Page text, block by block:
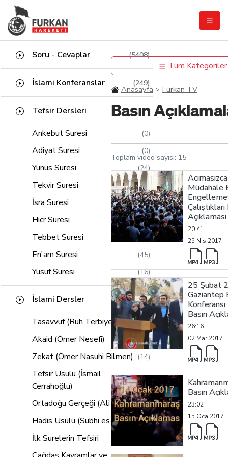
Soru - Cevaplar (5408)
İslami Konferanslar (249)
Tefsir Dersleri
Ankebut Suresi
(0)
Adiyat Suresi (0)
Yunus Suresi (24)
Tekvir Suresi (2)
İsra Suresi (31)
Hicr Suresi (9)
Tebbet Suresi (1)
En'am Suresi (45)
Yusuf Suresi (16)
Kasas Suresi (14)
(21)
Saffat Suresi (13)
Lokman Suresi (11)
Sebe Suresi (12)
Zumer Suresi (16)
Müddessir Suresi (2)
Al-i İmran Suresi (58)
(2)
(2)
İslami Dersler
Tasavvuf (Ruh Terbiyemiz)
(20)
Akaid (Ömer Nesefi) (16)
Zekat (Ömer Nasuhi Bilmen) (14)
Tefsir Usulü (İsmail
Cerrahoğlu)
(16)
Ortadoğu Gerçeği (Ali Bulaç) (10)
Hadis Usulü (Subhi es-Salih) (18)
İlk Surelerin Tefsiri
Tüm Kategoriler
Anasayfa Furkan TV
Basın
Toplam video sayısı: 15
Acımasızca
Müdahale
Çalıştıkları
Açıklaması
20:41
25 Nis 2017
25 Şubat
Gaziantep
Basın
26:16
02 Mar 2017
Basın
23:02
15 Oca 2017